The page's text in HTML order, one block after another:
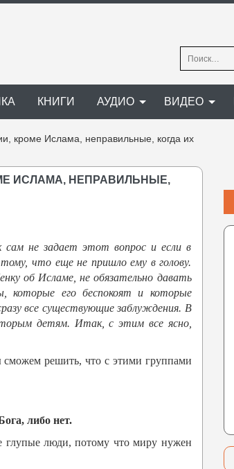
Найти:
КНИГИ АУДИО ВИДЕО
кроме Ислама, неправильные, когда их
ИСЛАМА, НЕПРАВИЛЬНЫЕ,
сам не задает этот вопрос и если в
что еще не пришло ему в голову.
об Исламе, не обязательно давать
которые его беспокоят и которые
все существующие заблуждения. В
детям. Итак, с этим все ясно,
решить, что с этими группами
либо нет.
глупые люди, потому что миру нужен